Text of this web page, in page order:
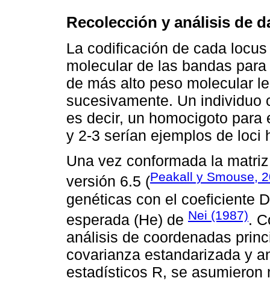
Recolección y análisis de
La codificación de cada
molecular de las bandas
de más alto peso molecular
sucesivamente. Un individuo
es decir, un homocigoto
y 2-3 serían ejemplos de loci
Una vez conformada la
versión 6.5 (Peakall y Smouse,
genéticas con el coeficiente
esperada (He) de Nei (1987).
análisis de coordenadas
covarianza estandarizada y
estadísticos R, se